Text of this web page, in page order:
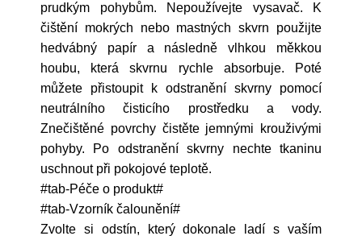
prudkým pohybům. Nepoužívejte vysavač. K
čištění mokrých nebo mastných skvrn použijte
hedvábný papír a následně vlhkou měkkou
houbu, která skvrnu rychle absorbuje. Poté
můžete přistoupit k odstranění skvrny pomocí
neutrálního čisticího prostředku a vody.
Znečištěné povrchy čistěte jemnými krouživými
pohyby. Po odstranění skvrny nechte tkaninu
uschnout při pokojové teplotě.
#tab-Péče o produkt#
#tab-Vzorník čalounění#
Zvolte si odstín, který dokonale ladí s vaším